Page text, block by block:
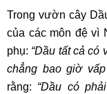
Trong vườn cây
của các môn đệ vì
phụ: “Dầu tất cả có
chẳng bao giờ vấp
rằng: “Dầu có